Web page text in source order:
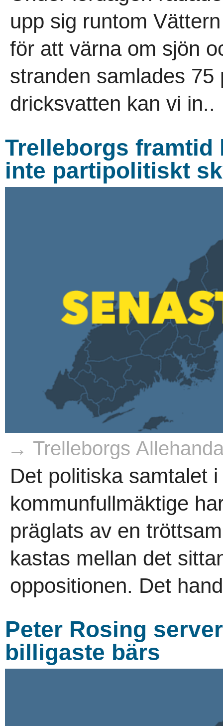
upp sig runtom
för att värna om sjön
stranden samlades 75
dricksvatten kan vi in..
Trelleborgs framtid
inte partipolitiskt
→ Trelleborgs
Det politiska samtalet
kommunfullmäktige
präglats av en
kastas mellan det
oppositionen. Det
Peter Rosing
billigaste bärs